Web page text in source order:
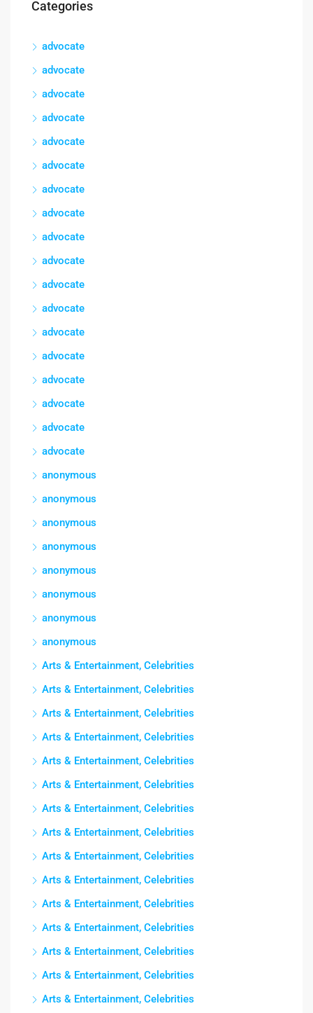
Categories
advocate
advocate
advocate
advocate
advocate
advocate
advocate
advocate
advocate
advocate
advocate
advocate
advocate
advocate
advocate
advocate
advocate
advocate
anonymous
anonymous
anonymous
anonymous
anonymous
anonymous
anonymous
anonymous
Arts & Entertainment, Celebrities
Arts & Entertainment, Celebrities
Arts & Entertainment, Celebrities
Arts & Entertainment, Celebrities
Arts & Entertainment, Celebrities
Arts & Entertainment, Celebrities
Arts & Entertainment, Celebrities
Arts & Entertainment, Celebrities
Arts & Entertainment, Celebrities
Arts & Entertainment, Celebrities
Arts & Entertainment, Celebrities
Arts & Entertainment, Celebrities
Arts & Entertainment, Celebrities
Arts & Entertainment, Celebrities
Arts & Entertainment, Celebrities